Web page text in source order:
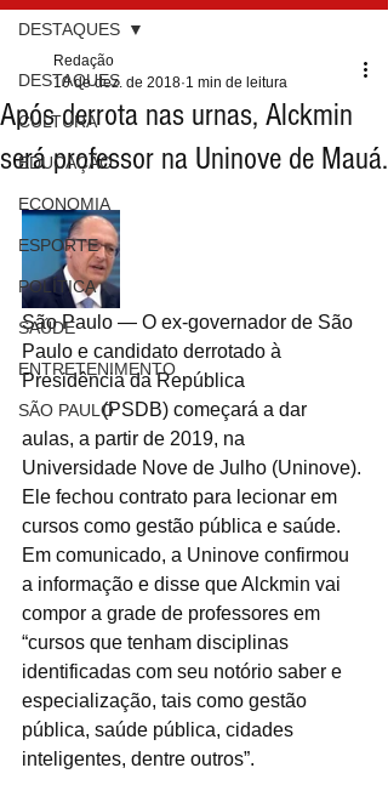
DESTAQUES
CULTURA
EDUCAÇÃO
ECONOMIA
ESPORTE
POLÍTICA
SAÚDE
ENTRETENIMENTO
SÃO PAULO
DESTAQUES
Após derrota nas urnas, Alckmin
será professor na Uninove de Mauá.
Redação
10 de dez. de 2018 1 min de leitura
São Paulo — O ex-governador de São
Paulo e candidato derrotado à
Presidência da República
Alckmin (PSDB) começará a dar
aulas, a partir de 2019, na
Universidade Nove de Julho (Uninove).
Ele fechou contrato para lecionar em
cursos como gestão pública e saúde.
Em comunicado, a Uninove confirmou
a informação e disse que Alckmin vai
compor a grade de professores em
“cursos que tenham disciplinas
identificadas com seu notório saber e
especialização, tais como gestão
pública, saúde pública, cidades
inteligentes, dentre outros”.